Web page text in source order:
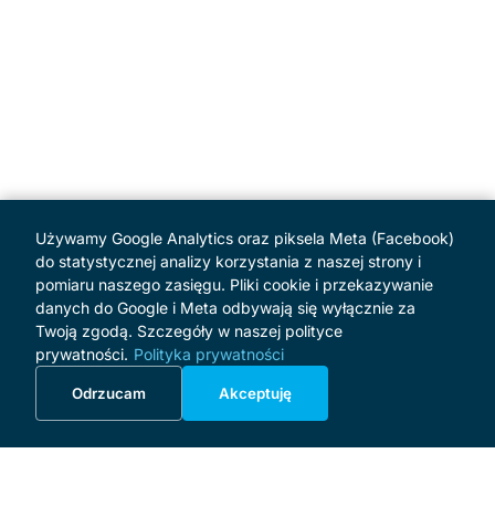
MENU
Używamy Google Analytics oraz piksela Meta (Facebook)
do statystycznej analizy korzystania z naszej strony i
pomiaru naszego zasięgu. Pliki cookie i przekazywanie
danych do Google i Meta odbywają się wyłącznie za
Twoją zgodą. Szczegóły w naszej polityce
prywatności. Polityka prywatności
Odrzucam Akceptuję